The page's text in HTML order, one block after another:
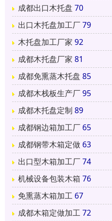
成都出口木托盘 70
出口木托盘加工厂79
木托盘加工厂家 92
成都木托盘厂家 81
成都免熏蒸木托盘 85
成都木栈板生产厂95
成都木托盘定制 89
成都钢边箱加工厂 65
成都钢带木箱定做 63
出口型木箱加工厂74
机械设备包装木箱 76
免熏蒸木箱加工 67
成都木箱定做加工72